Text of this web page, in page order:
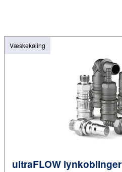
Væskekøling
ultraFLOW lynkoblinger